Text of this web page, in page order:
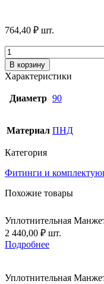
764,40 ₽ шт.
Количество
товара
Тройник
литой
90°
DN90
В корзину
Характеристики
Диаметр 90
Материал ПНД
Категория
Фитинги и
Похожие товары
Уплотнительная
2 440,00 ₽ шт.
Подробнее
Уплотнительная